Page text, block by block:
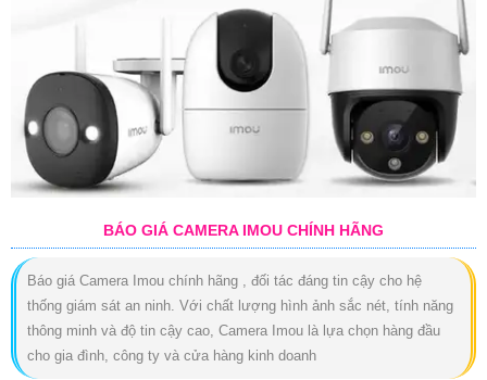
BÁO GIÁ CAMERA IMOU CHÍNH HÃNG
Báo giá Camera Imou chính hãng , đối tác đáng tin cậy cho hệ
thống giám sát an ninh. Với chất lượng hình ảnh sắc nét, tính năng
thông minh và độ tin cậy cao, Camera Imou là lựa chọn hàng đầu
cho gia đình, công ty và cửa hàng kinh doanh